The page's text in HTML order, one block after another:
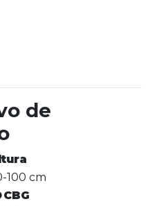
de
100 cm
CBG